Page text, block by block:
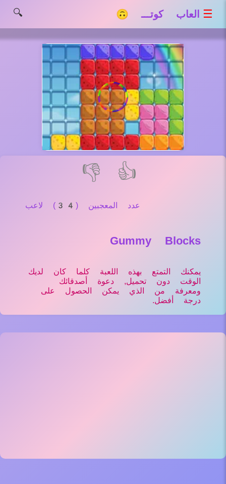
☰ العاب كوتـــ 🙃 🔍
👍
👎
عدد المعجبين (34) لاعب
Gummy Blocks
يمكنك التمتع بهذه اللعبة كلما كان لديك
الوقت دون تحميل, دعوة أصدقائك
ومعرفة من الذي يمكن الحصول على
درجة أفضل.